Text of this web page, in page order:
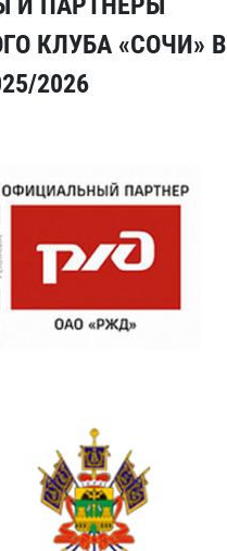
КЛУБА «СОЧИ» В
2026